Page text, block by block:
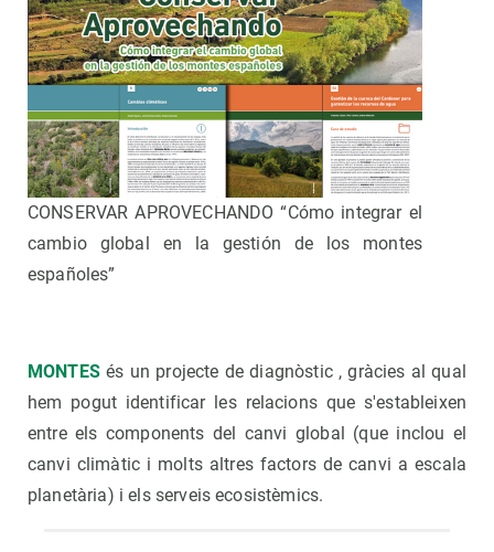
CONSERVAR APROVECHANDO “Cómo integrar el
cambio global en la gestión de los montes
españoles”
MONTES és un projecte de diagnòstic , gràcies al qual
hem pogut identificar les relacions que s'estableixen
entre els components del canvi global (que inclou el
canvi climàtic i molts altres factors de canvi a escala
planetària) i els serveis ecosistèmics.